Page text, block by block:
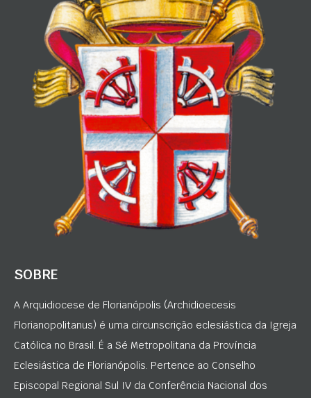
SOBRE
A Arquidiocese de Florianópolis (Archidioecesis
Florianopolitanus) é uma circunscrição eclesiástica da Igreja
Católica no Brasil. É a Sé Metropolitana da Província
Eclesiástica de Florianópolis. Pertence ao Conselho
Episcopal Regional Sul IV da Conferência Nacional dos